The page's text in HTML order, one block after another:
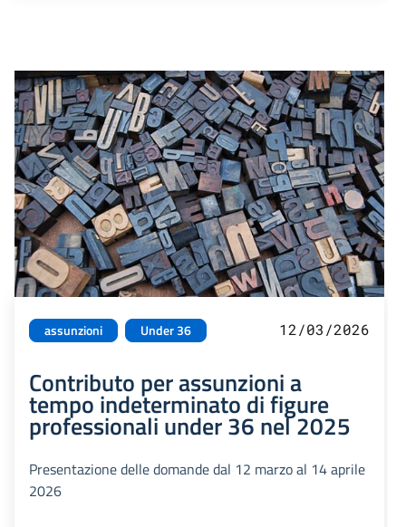
assunzioni Under 36 12/03/2026
Contributo per assunzioni a
tempo indeterminato di figure
professionali under 36 nel 2025
Presentazione delle domande dal 12 marzo al 14 aprile
2026